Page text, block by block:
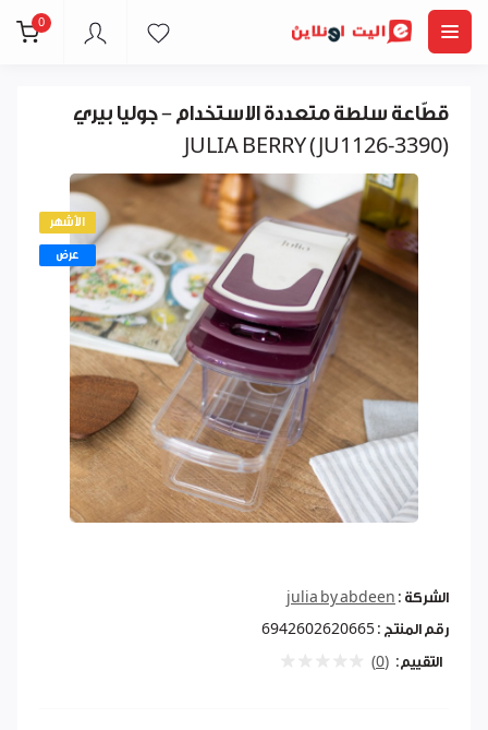
0
قطّاعة سلطة متعددة الاستخدام – جوليا بيري
JULIA BERRY (JU1126-3390)
الأشهر
عرض
الشركة : julia by abdeen
رقم المنتج : 6942602620665
التقييم: (0)